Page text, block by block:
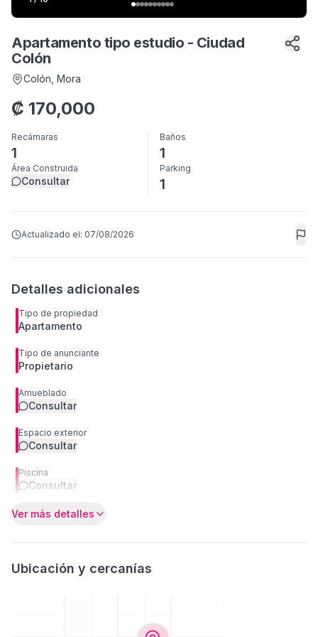
Apartamento tipo estudio - Ciudad
Colón
Colón , Mora
₡ 170,000
Recámaras
1
Baños
1
Área Construida
Consultar
Parking
1
Actualizado el: 07/08/2026
Detalles adicionales
Tipo de propiedad
Apartamento
Tipo de anunciante
Propietario
Amueblado
Consultar
Espacio exterior
Consultar
Piscina
Consultar
Ver más detalles
Ubicación y cercanías